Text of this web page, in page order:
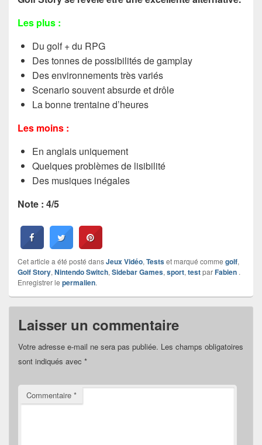
Les plus :
Du golf + du RPG
Des tonnes de possibilités de gamplay
Des environnements très variés
Scenario souvent absurde et drôle
La bonne trentaine d’heures
Les moins :
En anglais uniquement
Quelques problèmes de lisibilité
Des musiques inégales
Note : 4/5
Cet article a été posté dansJeux Vidéo, Testset marqué comme golf,
Golf Story, Nintendo Switch, Sidebar Games, sport, testparFabien .
Enregistrer le permalien.
Laisser un commentaire
Votre adresse e-mail ne sera pas publiée. Les champs obligatoires
sont indiqués avec *
Commentaire *